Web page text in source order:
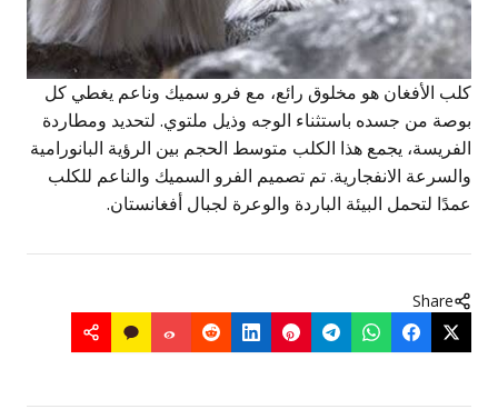
كلب الأفغان هو مخلوق رائع، مع فرو سميك وناعم يغطي كل
بوصة من جسده باستثناء الوجه وذيل ملتوي. لتحديد ومطاردة
الفريسة، يجمع هذا الكلب متوسط الحجم بين الرؤية البانورامية
والسرعة الانفجارية. تم تصميم الفرو السميك والناعم للكلب
عمدًا لتحمل البيئة الباردة والوعرة لجبال أفغانستان.
Share